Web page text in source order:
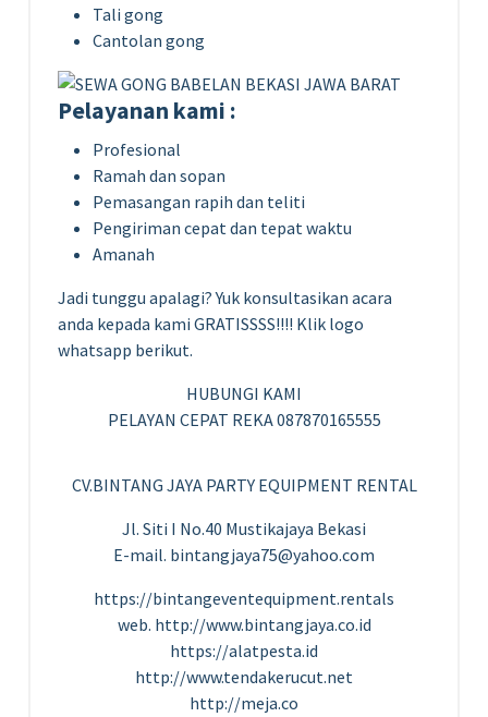
Tali gong
Cantolan gong
Pelayanan kami :
Profesional
Ramah dan sopan
Pemasangan rapih dan teliti
Pengiriman cepat dan tepat waktu
Amanah
Jadi tunggu apalagi? Yuk konsultasikan acara
anda kepada kami GRATISSSS!!!! Klik logo
whatsapp berikut.
HUBUNGI KAMI
PELAYAN CEPAT REKA 087870165555
CV.BINTANG JAYA PARTY EQUIPMENT RENTAL
Jl. Siti I No.40 Mustikajaya Bekasi
E-mail. bintangjaya75@yahoo.com
https://bintangeventequipment.rentals
web. http://www.bintangjaya.co.id
https://alatpesta.id
http://www.tendakerucut.net
http://meja.co